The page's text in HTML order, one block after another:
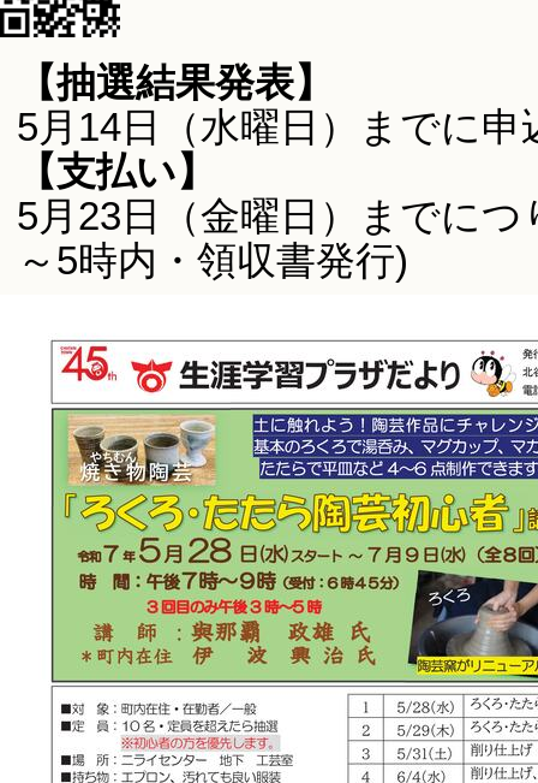
【抽選結果発表】
5月14日（水曜日）までに申
【支払い】
5月23日（金曜日）までに
～5時内・領収書発行)